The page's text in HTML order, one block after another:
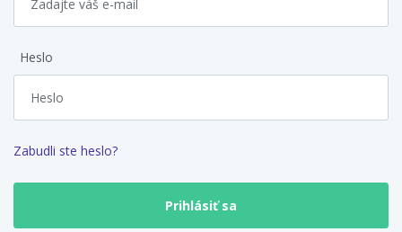
Heslo
Zabudli ste heslo?